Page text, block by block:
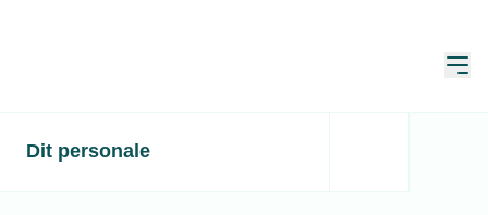
Dit personale
Politik